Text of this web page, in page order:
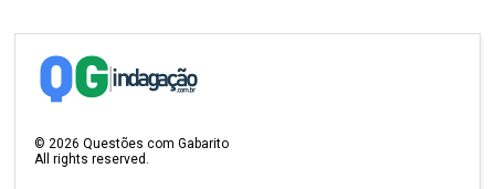
©2026 Questões com Gabarito
All rights reserved.